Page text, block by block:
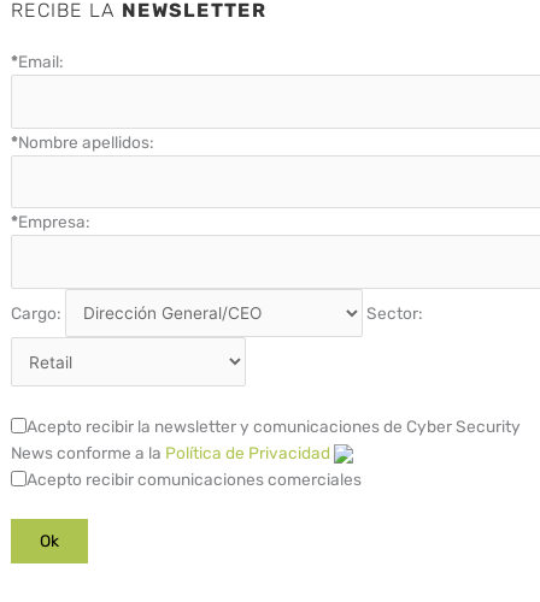
RECIBE LA NEWSLETTER
*Email:
*Nombre apellidos:
*Empresa:
Cargo: Sector:
Acepto recibir la newsletter y comunicaciones de Cyber Security
News conforme a la Política de Privacidad
Acepto recibir comunicaciones comerciales